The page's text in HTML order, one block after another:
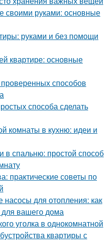
своими руками: основные
руками и без помощи
квартире: основные
способов
способа сделать
комнаты в кухню: идеи и
в спальню: простой способ
практические советы по
для отопления: как
вашего дома
уголка в однокомнатной
квартиры с